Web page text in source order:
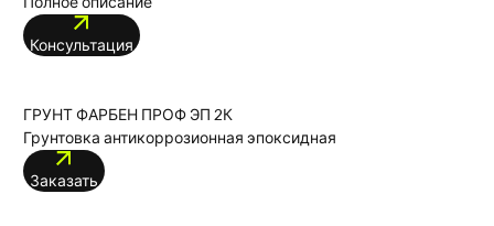
Консультация
ГРУНТ ФАРБЕН ПРОФ ЭП 2К
Грунтовка антикоррозионная эпоксидная
Заказать